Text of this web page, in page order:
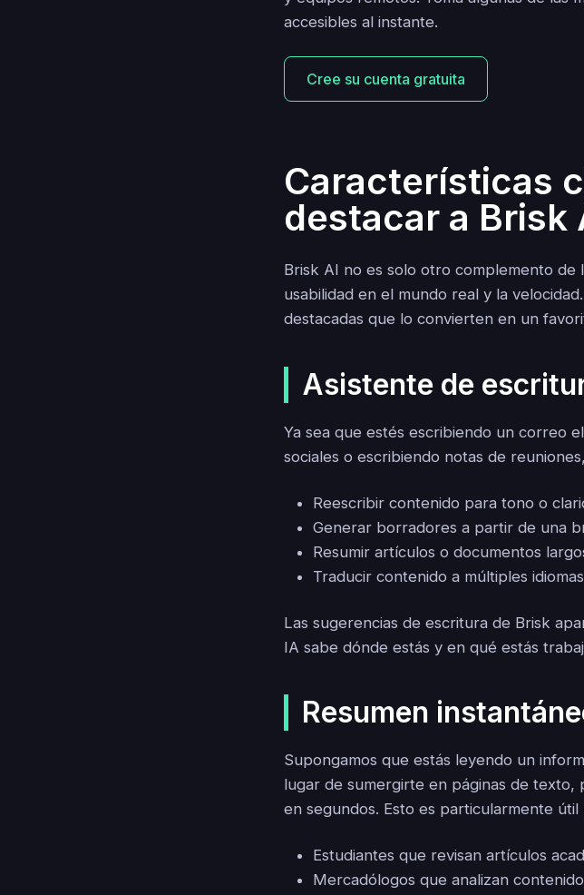
accesibles al instante.
Cree su cuenta gratuita
Características
destacar a Brisk
Brisk AI no es solo otro complemento de
usabilidad en el mundo real y la
destacadas que lo convierten en un
Asistente de
Ya sea que estés escribiendo un correo
sociales o escribiendo notas de
Reescribir contenido para tono o
Generar borradores a partir de una
Resumir artículos o documentos
Traducir contenido a múltiples idiomas
Las sugerencias de escritura de Brisk
IA sabe dónde estás y en qué estás
Resumen
Supongamos que estás leyendo un
lugar de sumergirte en páginas de texto,
en segundos. Esto es particularmente útil
Estudiantes que revisan artículos
Mercadólogos que analizan